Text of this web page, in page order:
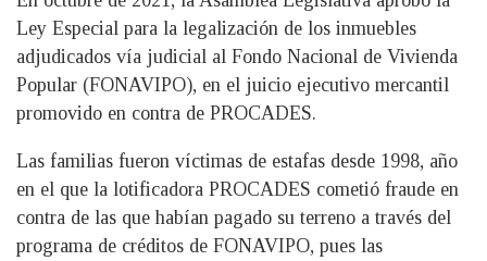
Ley Especial para la legalización de los inmuebles
adjudicados vía judicial al Fondo Nacional de Vivienda
Popular (FONAVIPO), en el juicio ejecutivo mercantil
promovido en contra de PROCADES.
Las familias fueron víctimas de estafas desde 1998, año
en el que la lotificadora PROCADES cometió fraude en
contra de las que habían pagado su terreno a través del
programa de créditos de FONAVIPO, pues las